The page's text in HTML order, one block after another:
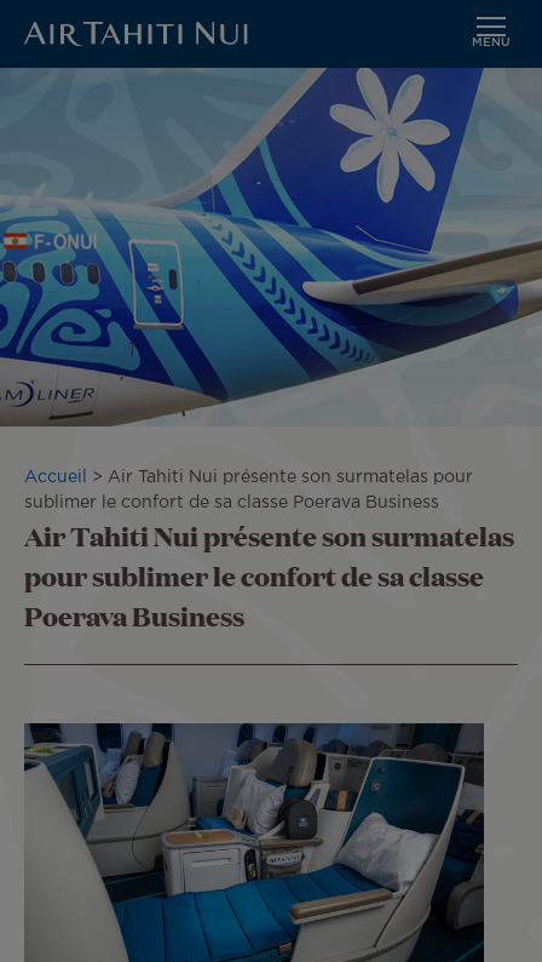
MENU
Fil
d'Ariane
Accueil
Air Tahiti Nui présente son surmatelas pour
sublimer le confort de sa classe Poerava Business
Air Tahiti Nui présente son surmatelas
pour sublimer le confort de sa classe
Poerava Business